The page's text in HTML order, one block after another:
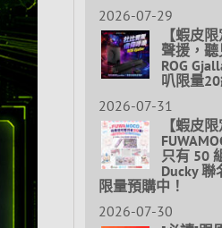
2026-07-29
【蝦皮
聲援，聽
ROG
叭限量20
2026-07-31
【蝦皮限
只有 50
Ducky
限量預購中！
2026-07-30